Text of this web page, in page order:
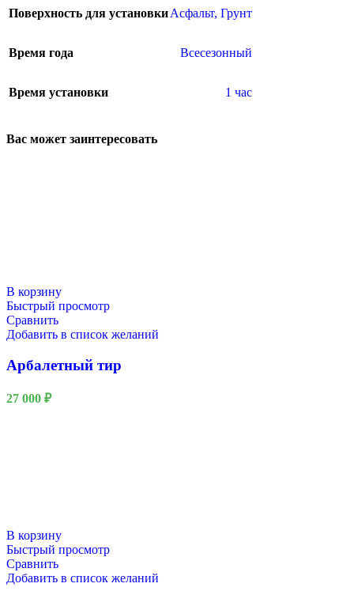
Поверхность для установкиАсфальт, Грунт
Время года Всесезонный
Время установки 1 час
Вас может заинтересовать
В корзину
Быстрый просмотр
Сравнить
Добавить в список желаний
Арбалетный тир
27 000 ₽
В корзину
Быстрый просмотр
Сравнить
Добавить в список желаний